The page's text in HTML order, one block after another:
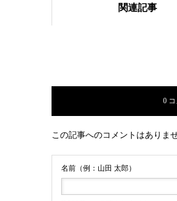
ナーみゃこ、薬剤
関連記事
0 コ
この記事へのコメントはありませ
名前（例：山田 太郎）